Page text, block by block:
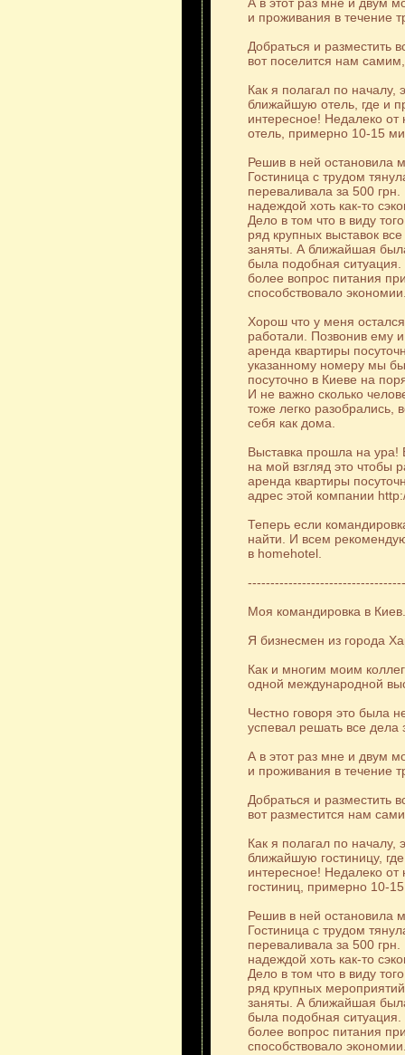
А в этот раз мне и двум
и проживания в течение
Добраться и разместить
вот поселится нам
Как я полагал по
ближайшую отель, где и
интересное! Недалеко от
отель, примерно 10-15
Решив в ней остановила
Гостиница с трудом
переваливала за 500
надеждой хоть как-то
Дело в том что в виду
ряд крупных выставок
заняты. А ближайшая
была подобная
более вопрос питания
способствовало
Хорош что у меня
работали. Позвонив ему
аренда квартиры
указанному номеру мы
посуточно в Киеве на
И не важно сколько
тоже легко разобрались,
себя как дома.
Выставка прошла на
на мой взгляд это чтобы
аренда квартиры
адрес этой компании
Теперь если
найти. И всем
в homehotel.
Моя командировка в Киев.
Я бизнесмен из города
Как и многим моим
одной международной
Честно говоря это была
успевал решать все дела
А в этот раз мне и двум
и проживания в течение
Добраться и разместить
вот разместится нам
Как я полагал по
ближайшую гостиницу,
интересное! Недалеко от
гостиниц, примерно 10-
Решив в ней остановила
Гостиница с трудом
переваливала за 500
надеждой хоть как-то
Дело в том что в виду
ряд крупных
заняты. А ближайшая
была подобная
более вопрос питания
способствовало